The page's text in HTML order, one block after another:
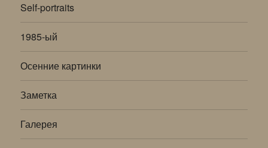
Self-portraits
1985-ый
Осенние картинки
Заметка
Галерея